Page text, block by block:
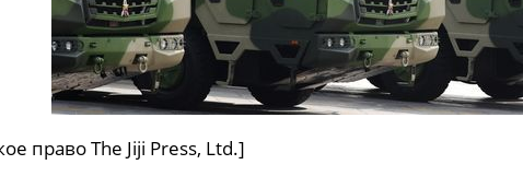
право The Jiji Press, Ltd.]